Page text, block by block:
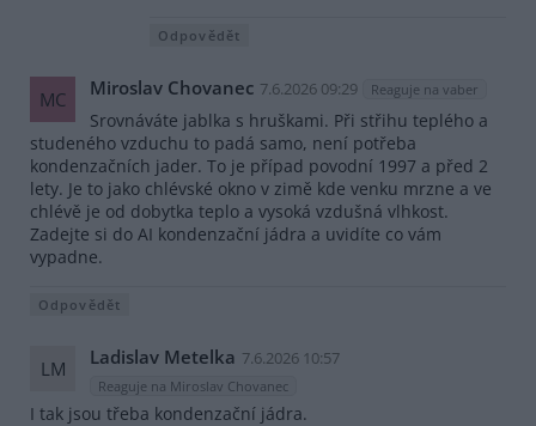
Odpovědět
MC Miroslav Chovanec 7.6.2026 09:29 Reaguje na vaber
Srovnáváte jablka s hruškami. Při střihu teplého a
studeného vzduchu to padá samo, není potřeba
kondenzačních jader. To je případ povodní 1997 a před 2
lety. Je to jako chlévské okno v zimě kde venku mrzne a ve
chlévě je od dobytka teplo a vysoká vzdušná vlhkost.
Zadejte si do AI kondenzační jádra a uvidíte co vám
vypadne.
Odpovědět
LM Ladislav Metelka 7.6.2026 10:57
Reaguje na Miroslav Chovanec
I tak jsou třeba kondenzační jádra.